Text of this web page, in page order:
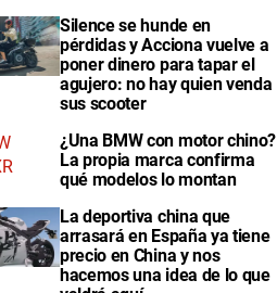
Silence se hunde en
pérdidas y Acciona vuelve a
poner dinero para tapar el
agujero: no hay quien venda
sus scooter
¿Una BMW con motor chino?
La propia marca confirma
qué modelos lo montan
La deportiva china que
arrasará en España ya tiene
precio en China y nos
hacemos una idea de lo que